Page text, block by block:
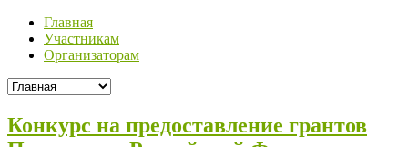
Главная
Участникам
Организаторам
Конкурс на предоставление грантов